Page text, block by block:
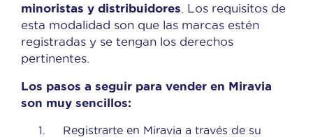
minoristas y distribuidores . Los requisitos de
esta modalidad son que las marcas estén
registradas y se tengan los derechos
pertinentes.
Los pasos a seguir para vender en Miravia
son muy sencillos:
Registrarte en Miravia a través de su